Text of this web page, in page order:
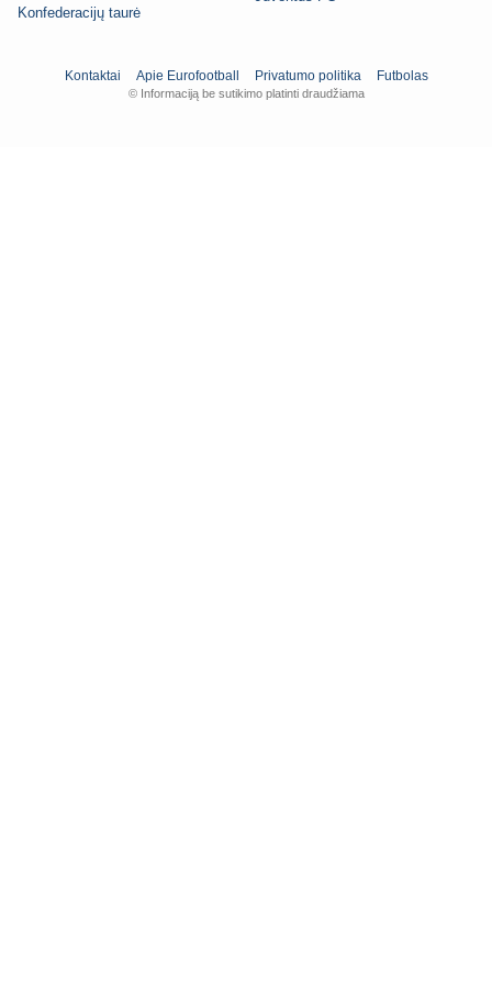
Konfederacijų taurė
Kontaktai Apie Eurofootball Privatumo politika Futbolas
© Informaciją be sutikimo platinti draudžiama